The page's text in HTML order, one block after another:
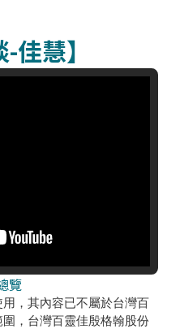
佳慧】
覽
，其內容已不屬於台灣百
，台灣百靈佳殷格翰股份